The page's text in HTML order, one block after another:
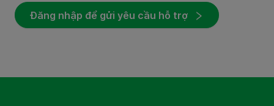
Đăng nhập để gửi yêu cầu hỗ trợ